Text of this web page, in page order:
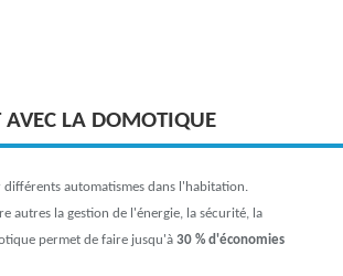
AVEC LA DOMOTIQUE
automatismes dans l'habitation.
autres la gestion de l'énergie, la sécurité, la
permet de faire jusqu'à 30 % d'économies